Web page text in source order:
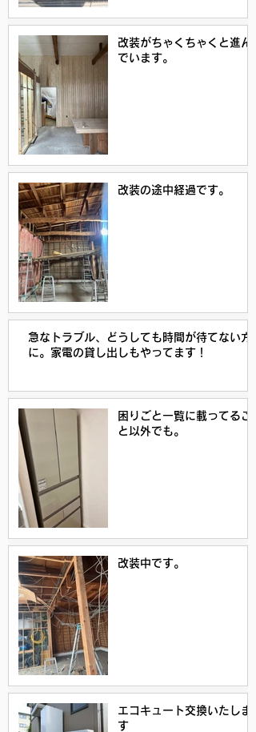
改装がちゃくちゃくと進ん
でいます。
改装の途中経過です。
急なトラブル、どうしても時間が待てない方
に。家電の貸し出しもやってます！
困りごと一覧に載ってるこ
と以外でも。
改装中です。
エコキュート交換いたしま
す